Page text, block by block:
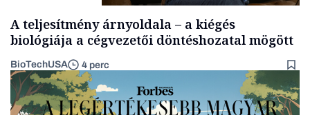
A teljesítmény árnyoldala – a kiégés
biológiája a cégvezetői döntéshozatal mögött
BioTechUSA 4 perc